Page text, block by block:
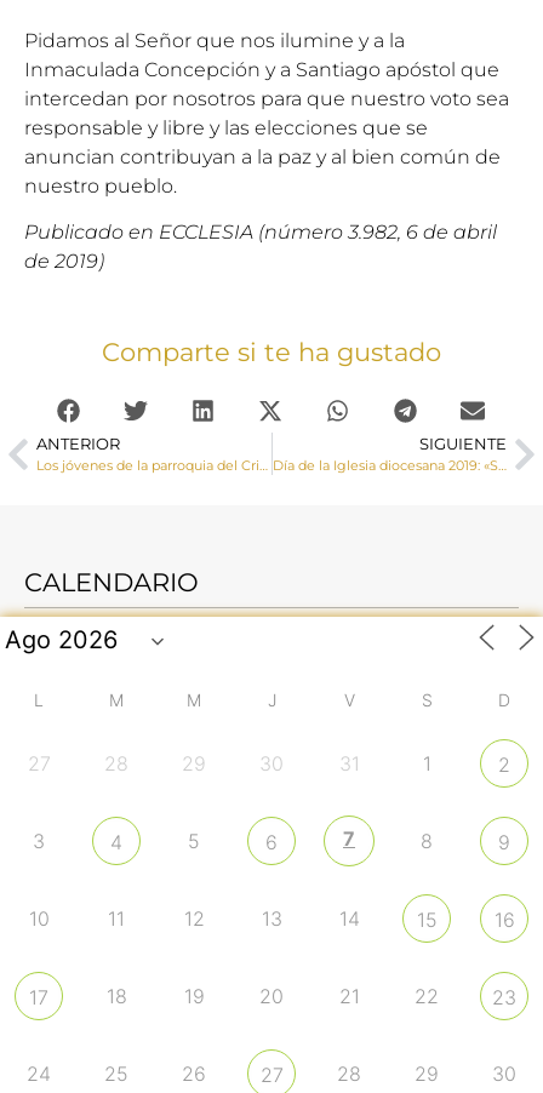
Pidamos al Señor que nos ilumine y a la
Inmaculada Concepción y a Santiago apóstol que
intercedan por nosotros para que nuestro voto sea
responsable y libre y las elecciones que se
anuncian contribuyan a la paz y al bien común de
nuestro pueblo.
Publicado en ECCLESIA (número 3.982, 6 de abril
de 2019)
Comparte si te ha gustado
ANTERIOR
Los jóvenes de la parroquia del Cristo del Amparo reciben la Confirmación
SIGUIENTE
Día de la Iglesia diocesana 2019: «Sin tí no hay presente. Contigo hay futuro»
CALENDARIO
L M M J V S D
27 28 29 30 31 1 2
3 4 5 6 7 8 9
10 11 12 13 14 15 16
17 18 19 20 21 22 23
24 25 26 27 28 29 30